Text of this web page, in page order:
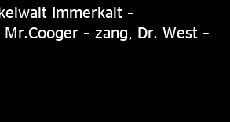
Immerkalt –
– zang, Dr. West –